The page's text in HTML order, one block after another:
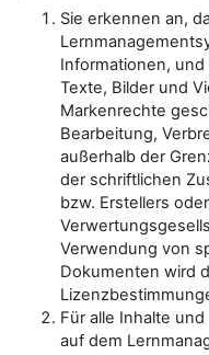
Sie erkennen an,
Informationen,
Texte, Bilder und
Markenrechte
Bearbeitung,
außerhalb der
der schriftlichen
bzw. Erstellers
Verwendung von
Dokumenten wird
Für alle Inhalte
auf dem